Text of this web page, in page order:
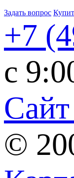
Задать вопрос
+7
c
©